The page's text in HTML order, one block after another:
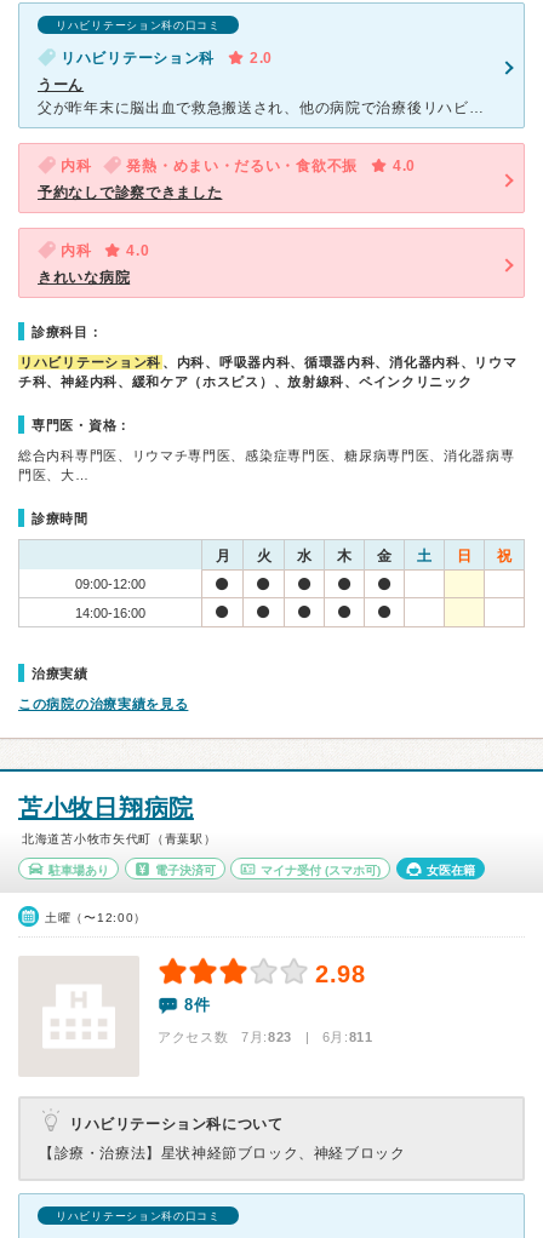
リハビリテーション科の口コミ
リハビリテーション科
2.0
うーん
父が昨年末に脳出血で救急搬送され、他の病院で治療後リハビリのため、こちらの病院でお世話になってます。 他の方の口コミでもありましたが、看護師の方は親身な方が多い反面、医師の方は本当に冷たいです。
内科 発熱・めまい・だるい・食欲不振
4.0
予約なしで診察できました
内科
4.0
きれいな病院
診療科目：
リハビリテーション科 、内科、呼吸器内科、循環器内科、消化器内科、リウマ
チ科、神経内科、緩和ケア（ホスピス）、放射線科、ペインクリニック
専門医・資格：
総合内科専門医、リウマチ専門医、感染症専門医、糖尿病専門医、消化器病専
門医、大…
診療時間
月 火 水 木 金 土 日 祝
09:00-12:00
14:00-16:00
治療実績
この病院の治療実績を見る
苫小牧日翔病院
北海道苫小牧市矢代町（青葉駅）
駐車場あり 電子決済可 マイナ受付 (スマホ可) 女医在籍
土曜（〜12:00）
2.98
8件
アクセス数 7月:823 | 6月:811
リハビリテーション科について
【診療・治療法】 星状神経節ブロック、神経ブロック
リハビリテーション科の口コミ